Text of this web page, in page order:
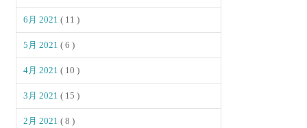
6月 2021( 11 )
5月 2021( 6 )
4月 2021( 10 )
3月 2021( 15 )
2月 2021( 8 )